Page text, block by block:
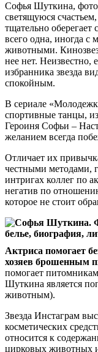
Софья Шуткина, фото
светящуюся
тщательно
всего одна, иногда
животными.
нее нет. Неизвестно,
избранника звезда
спокойным.
В сериале
спортивные танцы,
Героиня Софьи –
желанием всегда
Отличает их
честными методами,
интригах коллег по
негатив по
которое не стоит
Актриса помогает
хозяев брошенным
помогает
Шуткина является
животным).
Звезда Инстаграм
косметических
относится к
цирковых животных